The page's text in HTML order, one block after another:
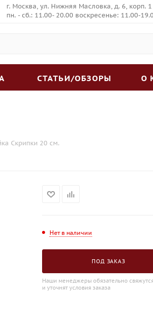
г. Москва, ул. Нижняя Масловка, д. 6, корп. 1
пн. - сб.: 11.00- 20.00 воскресенье: 11.00-
СТАТЬИ/ОБЗОРЫ О
Скрипки 20 см.
Нет в наличии
ПОД ЗАКАЗ
Наши менеджеры обязательно
и уточнят условия заказа